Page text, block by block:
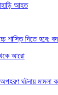
আহত
শাস্তি দিতে হবে:
আরো
ঘটনায় মামলা